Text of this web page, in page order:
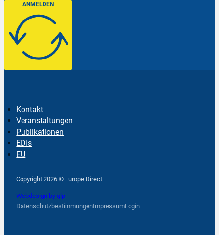
ANMELDEN
Kontakt
Veranstaltungen
Publikationen
EDIs
EU
Copyright 2026 © Europe Direct
Webdesign by qlp
DatenschutzbestimmungenImpressumLogin